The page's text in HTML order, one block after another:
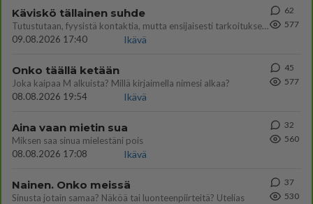
Käviskö tällainen suhde
Tutustutaan, fyysistä kontaktia, mutta ensijaisesti tarkoituksena ei ole aloittaa mitään virallista tai rikkoa mitään? E
09.08.2026 17:40
Ikävä
62
577
Onko täällä ketään
Joka kaipaa M alkuista? Millä kirjaimella nimesi alkaa?
08.08.2026 19:54
Ikävä
45
577
Aina vaan mietin sua
Miksen saa sinua mielestäni pois
08.08.2026 17:08
Ikävä
32
560
Nainen. Onko meissä
Sinusta jotain samaa? Näköä tai luonteenpiirteitä? Utelias
37
530